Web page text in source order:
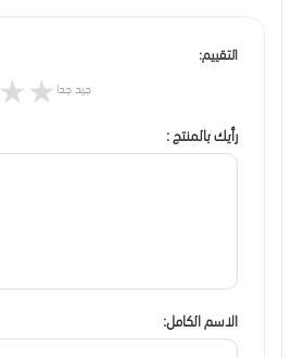
التقييم:
★★ جيد جدا
رأيك بالمنتج :
الاسم الكامل: